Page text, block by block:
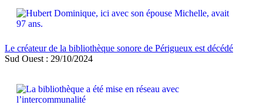
Le créateur de la bibliothèque sonore de Périgueux est décédé
Sud Ouest : 29/10/2024